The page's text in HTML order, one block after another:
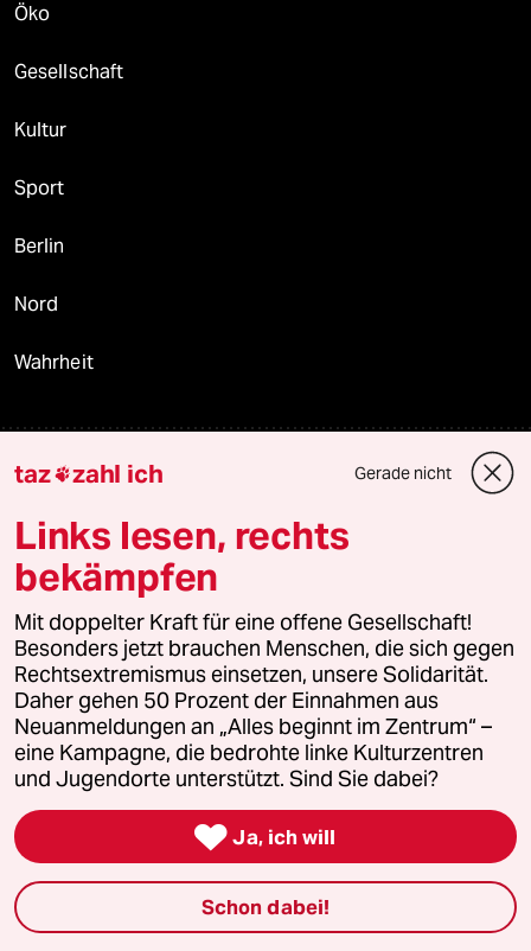
Öko
Gesellschaft
Kultur
Sport
Berlin
Nord
Wahrheit
Themen
Krieg in der Ukraine
Hitze
Niedrigwasser
Waldbrände
Verlag
Aktuelles
taz zahl ich Gerade nicht
Links lesen, rechts
bekämpfen
Mit doppelter Kraft für eine offene Gesellschaft!
Besonders jetzt brauchen Menschen, die sich gegen
Rechtsextremismus einsetzen, unsere Solidarität.
Daher gehen 50 Prozent der Einnahmen aus
Neuanmeldungen an „Alles beginnt im Zentrum“ –
eine Kampagne, die bedrohte linke Kulturzentren
und Jugendorte unterstützt. Sind Sie dabei?
 Ja, ich will
Schon dabei!